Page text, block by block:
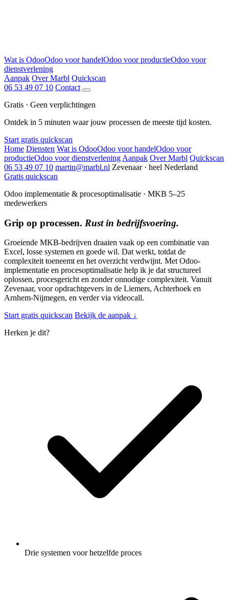
Wat is OdooOdoo voor handelOdoo voor productieOdoo voor
dienstverlening
Aanpak Over Marbl Quickscan
06 53 49 07 10 Contact
Gratis · Geen verplichtingen
Ontdek in 5 minuten waar jouw processen de meeste tijd kosten.
Start gratis quickscan
Home Diensten Wat is OdooOdoo voor handelOdoo voor
productieOdoo voor dienstverlening Aanpak Over Marbl Quickscan
06 53 49 07 10 martin@marbl.nl Zevenaar · heel Nederland
Gratis quickscan
Odoo implementatie & procesoptimalisatie · MKB 5–25
medewerkers
Grip op processen. Rust in bedrijfsvoering.
Groeiende MKB-bedrijven draaien vaak op een combinatie van
Excel, losse systemen en goede wil. Dat werkt, totdat de
complexiteit toeneemt en het overzicht verdwijnt. Met Odoo-
implementatie en procesoptimalisatie help ik je dat structureel
oplossen, procesgericht en zonder onnodige complexiteit. Vanuit
Zevenaar, voor opdrachtgevers in de Liemers, Achterhoek en
Arnhem-Nijmegen, en verder via videocall.
Start gratis quickscan Bekijk de aanpak ↓
Herken je dit?
Drie systemen voor hetzelfde proces